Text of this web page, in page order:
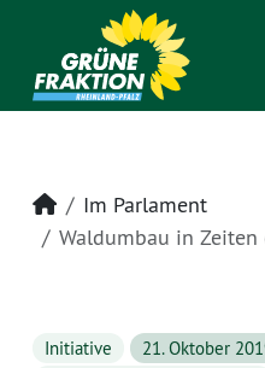
Startseite
Im Parlament
Waldumbau in
Initiative
21. Oktober